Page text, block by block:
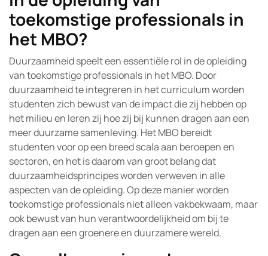
toekomstige professionals in
het MBO?
Duurzaamheid speelt een essentiële rol in de opleiding
van toekomstige professionals in het MBO. Door
duurzaamheid te integreren in het curriculum worden
studenten zich bewust van de impact die zij hebben op
het milieu en leren zij hoe zij bij kunnen dragen aan een
meer duurzame samenleving. Het MBO bereidt
studenten voor op een breed scala aan beroepen en
sectoren, en het is daarom van groot belang dat
duurzaamheidsprincipes worden verweven in alle
aspecten van de opleiding. Op deze manier worden
toekomstige professionals niet alleen vakbekwaam, maar
ook bewust van hun verantwoordelijkheid om bij te
dragen aan een groenere en duurzamere wereld.